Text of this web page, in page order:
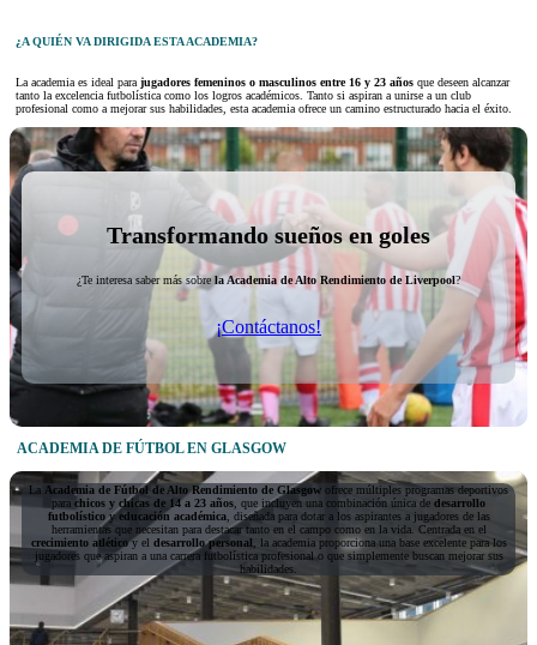
¿A QUIÉN VA DIRIGIDA ESTA ACADEMIA?
La academia es ideal parajugadores femeninos o masculinos entre 16 y 23 años que deseen alcanzar
tanto la excelencia futbolística como los logros académicos. Tanto si aspiran a unirse a un club
profesional como a mejorar sus habilidades, esta academia ofrece un camino estructurado hacia el éxito.
Transformando sueños en goles
¿Te interesa saber más sobrela Academia de Alto Rendimiento de Liverpool?
¡Contáctanos!
ACADEMIA DE FÚTBOL EN GLASGOW
La Academia de Fútbol de Alto Rendimiento de Glasgow ofrece múltiples programas deportivos
para chicos y chicas de 14 a 23 años , que incluyen una combinación única de desarrollo
futbolísticoyeducación académica, diseñada para dotar a los aspirantes a jugadores de las
herramientas que necesitan para destacar tanto en el campo como en la vida. Centrada en el
crecimiento atléticoy el desarrollo personal , la academia proporciona una base excelente para los
jugadores que aspiran a una carrera futbolística profesional o que simplemente buscan mejorar sus
habilidades.